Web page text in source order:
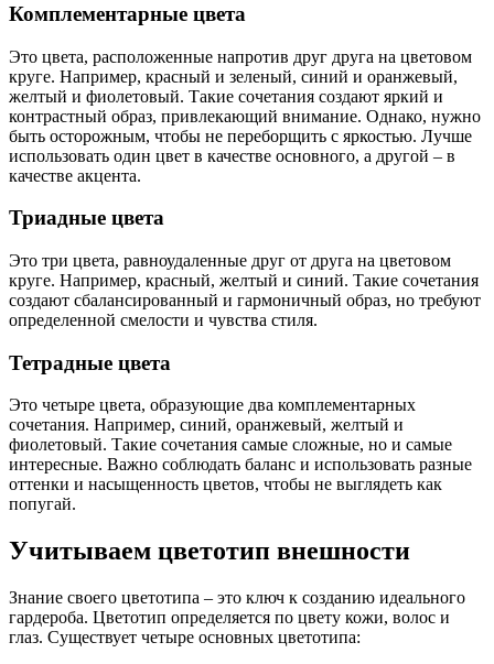
Комплементарные цвета
Это цвета, расположенные напротив друг друга на цветовом
круге. Например, красный и зеленый, синий и оранжевый,
желтый и фиолетовый. Такие сочетания создают яркий и
контрастный образ, привлекающий внимание. Однако, нужно
быть осторожным, чтобы не переборщить с яркостью. Лучше
использовать один цвет в качестве основного, а другой – в
качестве акцента.
Триадные цвета
Это три цвета, равноудаленные друг от друга на цветовом
круге. Например, красный, желтый и синий. Такие сочетания
создают сбалансированный и гармоничный образ, но требуют
определенной смелости и чувства стиля.
Тетрадные цвета
Это четыре цвета, образующие два комплементарных
сочетания. Например, синий, оранжевый, желтый и
фиолетовый. Такие сочетания самые сложные, но и самые
интересные. Важно соблюдать баланс и использовать разные
оттенки и насыщенность цветов, чтобы не выглядеть как
попугай.
Учитываем цветотип внешности
Знание своего цветотипа – это ключ к созданию идеального
гардероба. Цветотип определяется по цвету кожи, волос и
глаз. Существует четыре основных цветотипа: